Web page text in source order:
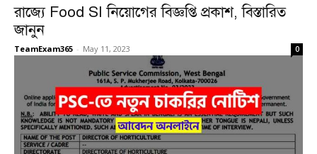
রাজ্যে Food SI নিয়োগের বিজ্ঞপ্তি প্রকাশ, বিস্তারিত
জানুন
TeamExam365 - May 11, 2023 0